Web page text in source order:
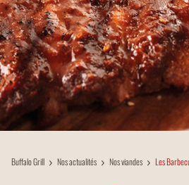
Buffalo Grill Nos actualités Nos viandes Les